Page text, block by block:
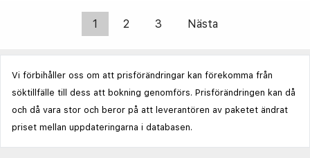
1 2 3 Nästa
Vi förbihåller oss om att prisförändringar kan förekomma från
söktillfälle till dess att bokning genomförs. Prisförändringen kan då
och då vara stor och beror på att leverantören av paketet ändrat
priset mellan uppdateringarna i databasen.